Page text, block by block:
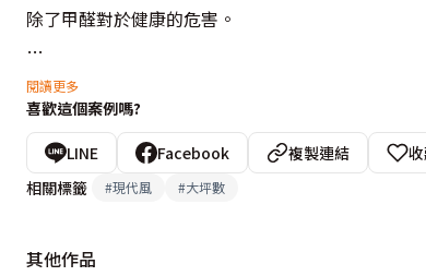
除了甲醛對於健康的危害。
不只對環境的用心，連現實的收納功能，設計
出網球拍、高爾夫球袋、雨傘、外套、擦鞋工具抽
的壓迫性。右側鞋櫃中段，則是屋主一家人生活
避免穿過一天的鞋子造成室內異味。
而王本楷設計師最為擅長的寬適風，在客廳中
閱讀更多
喜歡這個案例嗎?
LINE Facebook 複製連結
相關標籤
#現代風 #大坪數
其他作品